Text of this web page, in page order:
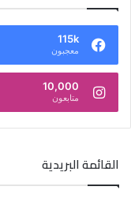
115k
معجبون
10,000
متابعون
القائمة البريدية